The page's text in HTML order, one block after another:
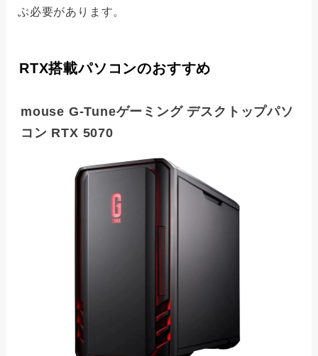
ぶ必要があります。
RTX搭載パソコンのおすすめ
mouse G-Tuneゲーミング デスクトップパソ
コン RTX 5070